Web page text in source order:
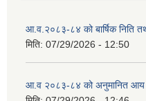
आ.व.२०८३-८४ को बार्षिक निति
मिति: 07/29/2026 - 12:50
आ.व २०८३-८४ को अनुमानित आय